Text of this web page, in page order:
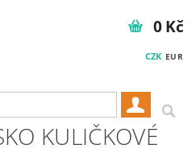
CZK EUR
0 Kč
KULIČKOVÉ